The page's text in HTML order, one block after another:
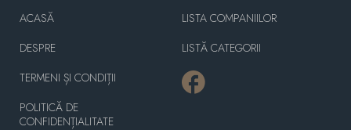
ACASĂ
DESPRE
TERMENI ȘI CONDIȚII
POLITICĂ DE
CONFIDENȚIALITATE
LISTA COMPANIILOR
LISTĂ CATEGORII